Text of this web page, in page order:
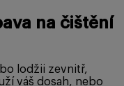
na čištění
lodžii zevnitř,
váš dosah, nebo